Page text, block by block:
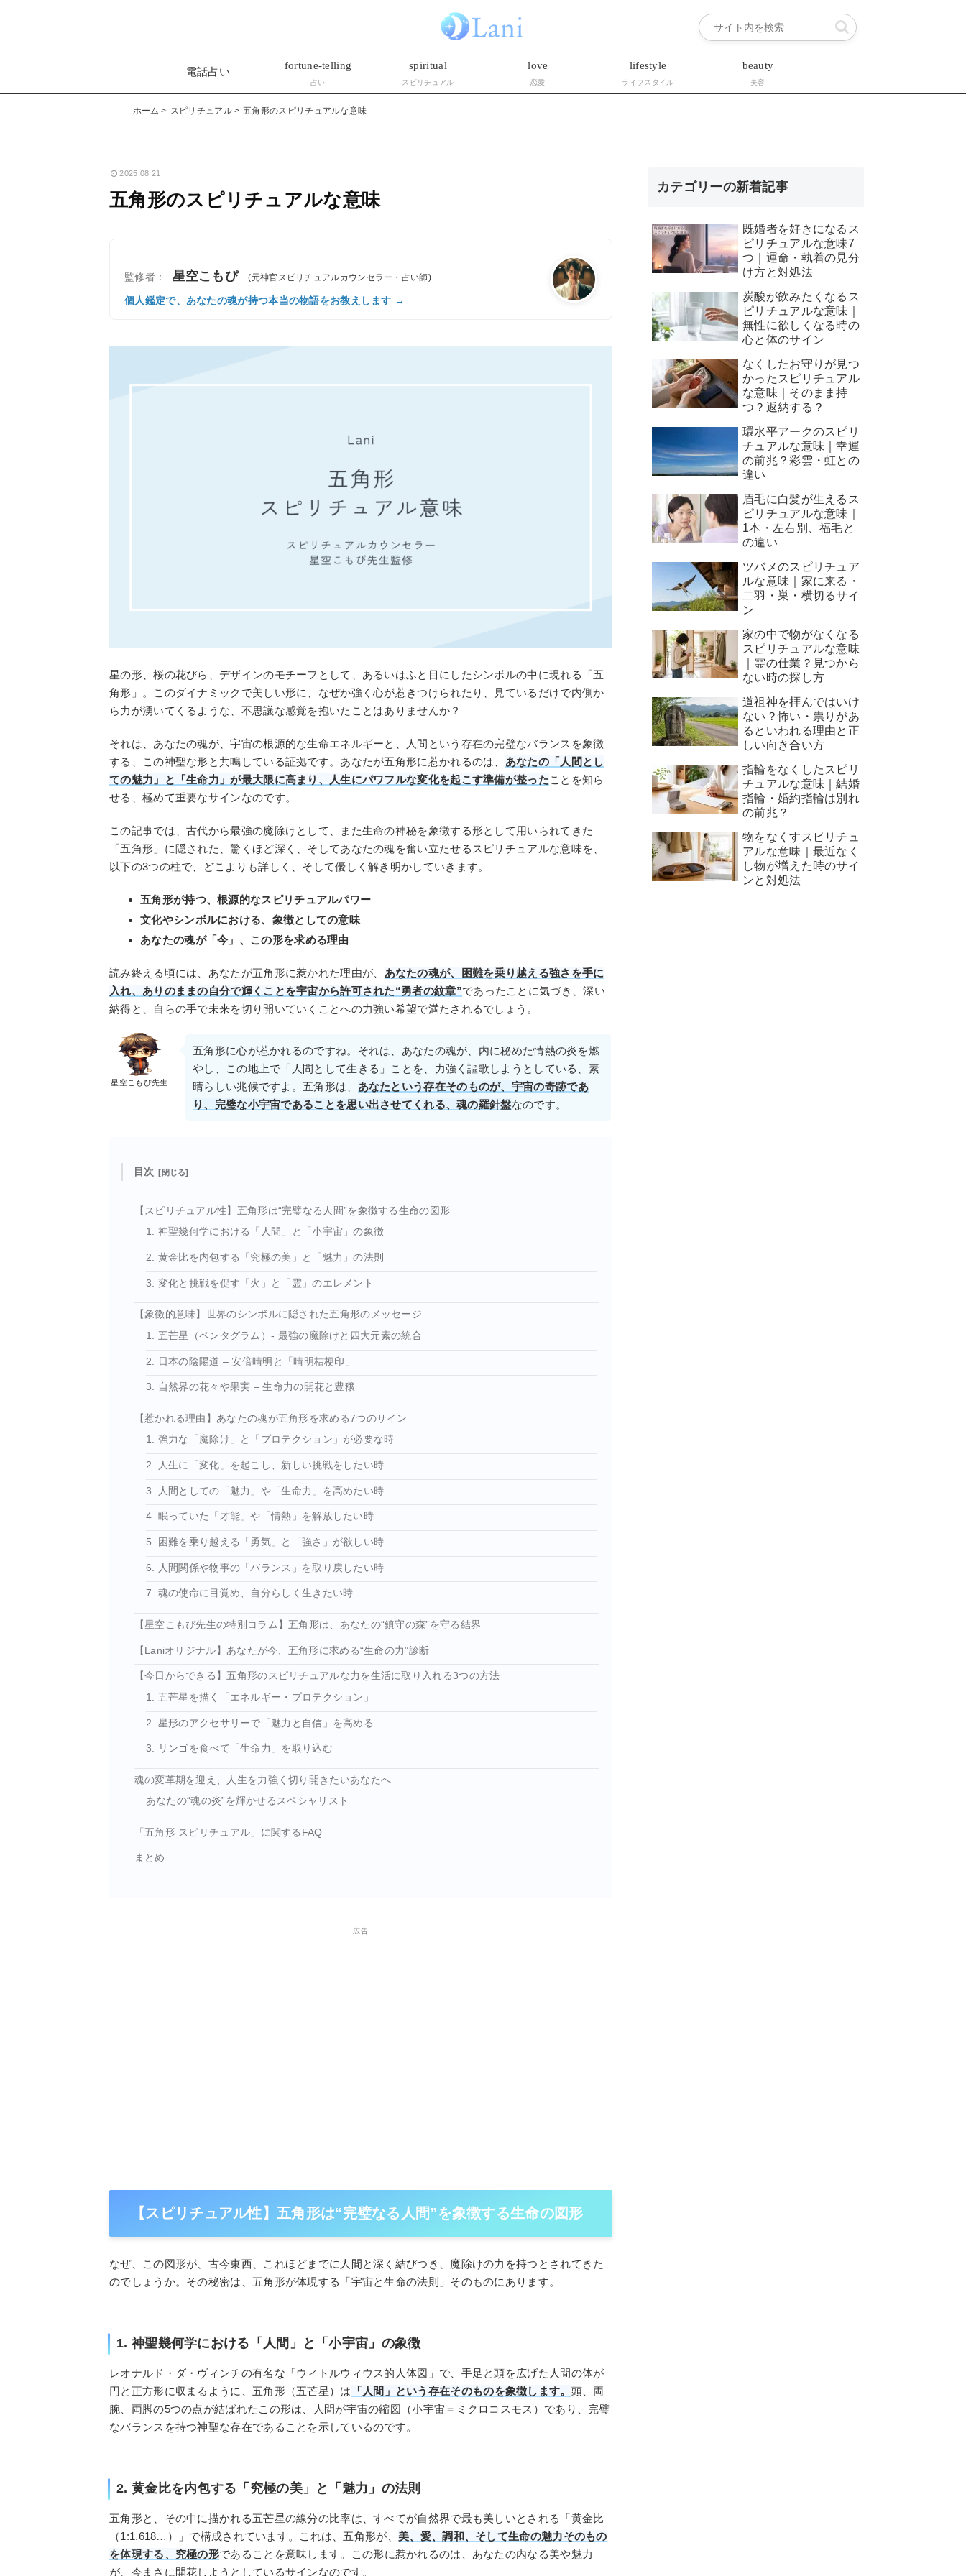
電話占い
fortune-telling
占い
spiritual
スピリチュアル
love
恋愛
lifestyle
ライフスタイル
beauty
美容
ホーム スピリチュアル 五角形のスピリチュアルな意味
2025.08.21
五角形のスピリチュアルな意味
監修者： 星空こもぴ (元神官スピリチュアルカウンセラー・占い師)
個人鑑定で、あなたの魂が持つ本当の物語をお教えします →
星の形、桜の花びら、デザインのモチーフとして、あるいはふと目にしたシンボルの中に現れる「五
角形」。このダイナミックで美しい形に、なぜか強く心が惹きつけられたり、見ているだけで内側か
ら力が湧いてくるような、不思議な感覚を抱いたことはありませんか？
それは、あなたの魂が、宇宙の根源的な生命エネルギーと、人間という存在の完璧なバランスを象徴
する、この神聖な形と共鳴している証拠です。あなたが五角形に惹かれるのは、 あなたの「人間とし
ての魅力」と「生命力」が最大限に高まり、人生にパワフルな変化を起こす準備が整ったことを知ら
せる、極めて重要なサインなのです。
この記事では、古代から最強の魔除けとして、また生命の神秘を象徴する形として用いられてきた
「五角形」に隠された、驚くほど深く、そしてあなたの魂を奮い立たせるスピリチュアルな意味を、
以下の3つの柱で、どこよりも詳しく、そして優しく解き明かしていきます。
五角形が持つ、根源的なスピリチュアルパワー
文化やシンボルにおける、象徴としての意味
あなたの魂が「今」、この形を求める理由
読み終える頃には、あなたが五角形に惹かれた理由が、 あなたの魂が、困難を乗り越える強さを手に
入れ、ありのままの自分で輝くことを宇宙から許可された“勇者の紋章”であったことに気づき、深い
納得と、自らの手で未来を切り開いていくことへの力強い希望で満たされるでしょう。
星空こもぴ先生
五角形に心が惹かれるのですね。それは、あなたの魂が、内に秘めた情熱の炎を燃
やし、この地上で「人間として生きる」ことを、力強く謳歌しようとしている、素
晴らしい兆候ですよ。五角形は、 あなたという存在そのものが、宇宙の奇跡であ
り、完璧な小宇宙であることを思い出させてくれる、魂の羅針盤なのです。
目次
【スピリチュアル性】五角形は“完璧なる人間”を象徴する生命の図形
1. 神聖幾何学における「人間」と「小宇宙」の象徴
2. 黄金比を内包する「究極の美」と「魅力」の法則
3. 変化と挑戦を促す「火」と「霊」のエレメント
【象徴的意味】世界のシンボルに隠された五角形のメッセージ
1. 五芒星（ペンタグラム）- 最強の魔除けと四大元素の統合
2. 日本の陰陽道 – 安倍晴明と「晴明桔梗印」
3. 自然界の花々や果実 – 生命力の開花と豊穣
【惹かれる理由】あなたの魂が五角形を求める7つのサイン
1. 強力な「魔除け」と「プロテクション」が必要な時
2. 人生に「変化」を起こし、新しい挑戦をしたい時
3. 人間としての「魅力」や「生命力」を高めたい時
4. 眠っていた「才能」や「情熱」を解放したい時
5. 困難を乗り越える「勇気」と「強さ」が欲しい時
6. 人間関係や物事の「バランス」を取り戻したい時
7. 魂の使命に目覚め、自分らしく生きたい時
【星空こもぴ先生の特別コラム】五角形は、あなたの“鎮守の森”を守る結界
【Laniオリジナル】あなたが今、五角形に求める“生命の力”診断
【今日からできる】五角形のスピリチュアルな力を生活に取り入れる3つの方法
1. 五芒星を描く「エネルギー・プロテクション」
2. 星形のアクセサリーで「魅力と自信」を高める
3. リンゴを食べて「生命力」を取り込む
魂の変革期を迎え、人生を力強く切り開きたいあなたへ
あなたの“魂の炎”を輝かせるスペシャリスト
「五角形 スピリチュアル」に関するFAQ
まとめ
広告
【スピリチュアル性】五角形は“完璧なる人間”を象徴する生命の図形
なぜ、この図形が、古今東西、これほどまでに人間と深く結びつき、魔除けの力を持つとされてきた
のでしょうか。その秘密は、五角形が体現する「宇宙と生命の法則」そのものにあります。
1. 神聖幾何学における「人間」と「小宇宙」の象徴
レオナルド・ダ・ヴィンチの有名な「ウィトルウィウス的人体図」で、手足と頭を広げた人間の体が
円と正方形に収まるように、五角形（五芒星）は 「人間」という存在そのものを象徴します。 頭、両
腕、両脚の5つの点が結ばれたこの形は、人間が宇宙の縮図（小宇宙＝ミクロコスモス）であり、完璧
なバランスを持つ神聖な存在であることを示しているのです。
2. 黄金比を内包する「究極の美」と「魅力」の法則
五角形と、その中に描かれる五芒星の線分の比率は、すべてが自然界で最も美しいとされる「黄金比
（1:1.618…）」で構成されています。これは、五角形が、 美、愛、調和、そして生命の魅力そのもの
を体現する、究極の形であることを意味します。この形に惹かれるのは、あなたの内なる美や魅力
が、今まさに開花しようとしているサインなのです。
カテゴリーの新着記事
既婚者を好きになるス
ピリチュアルな意味7
つ｜運命・執着の見分
け方と対処法
炭酸が飲みたくなるス
ピリチュアルな意味｜
無性に欲しくなる時の
心と体のサイン
なくしたお守りが見つ
かったスピリチュアル
な意味｜そのまま持
つ？返納する？
環水平アークのスピリ
チュアルな意味｜幸運
の前兆？彩雲・虹との
違い
眉毛に白髪が生えるス
ピリチュアルな意味｜
1本・左右別、福毛と
の違い
ツバメのスピリチュア
ルな意味｜家に来る・
二羽・巣・横切るサイ
ン
家の中で物がなくなる
スピリチュアルな意味
｜霊の仕業？見つから
ない時の探し方
道祖神を拝んではいけ
ない？怖い・祟りがあ
るといわれる理由と正
しい向き合い方
指輪をなくしたスピリ
チュアルな意味｜結婚
指輪・婚約指輪は別れ
の前兆？
物をなくすスピリチュ
アルな意味｜最近なく
し物が増えた時のサイ
ンと対処法